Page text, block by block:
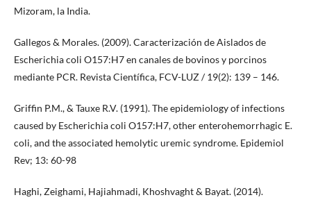
Mizoram, la India.
Gallegos & Morales. (2009). Caracterización de Aislados de
Escherichia coli O157:H7 en canales de bovinos y porcinos
mediante PCR. Revista Científica, FCV-LUZ / 19(2): 139 – 146.
Griffin P.M., & Tauxe R.V. (1991). The epidemiology of infections
caused by Escherichia coli O157:H7, other enterohemorrhagic E.
coli, and the associated hemolytic uremic syndrome. Epidemiol
Rev; 13: 60-98
Haghi, Zeighami, Hajiahmadi, Khoshvaght & Bayat. (2014).